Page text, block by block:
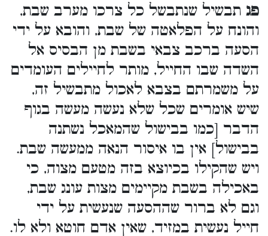
פג תבשיל שנתבשל כל צרכו מערב שבת,
והונח על הפלאטה של שבת, והובא על ידי
הסעה ברכב צבאי בשבת מן הבסיס אל
השדה שבו החייל, מותר לחיילים העומדים
על משמרתם בצבא לאכול מתבשיל זה,
שיש אומרים שכל שלא נעשה מעשה בגוף
הדבר [כמו בבישול שהמאכל נשתנה
בבישול] אין בו איסור הנאה ממעשה שבת.
ויש שהקילו בכיוצא בזה מטעם מצוה, כי
באכילה בשבת מקיימים מצות עונג שבת,
וגם לא ברור שההסעה שנעשית על ידי
חייל נעשית במזיד, שאין אדם חוטא ולא לו.